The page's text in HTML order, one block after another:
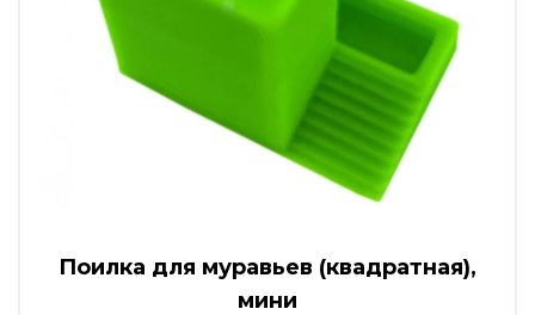
Поилка для муравьев (квадратная),
мини